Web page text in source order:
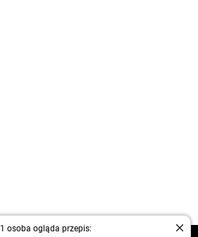
1 osoba ogląda przepis: